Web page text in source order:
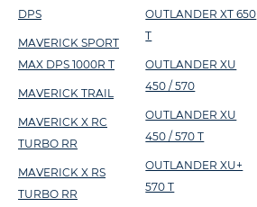
DPS
MAVERICK SPORT
MAX DPS 1000R T
MAVERICK TRAIL
MAVERICK X RC
TURBO RR
MAVERICK X RS
TURBO RR
OUTLANDER XT 650
T
OUTLANDER XU
450 / 570
OUTLANDER XU
450 / 570 T
OUTLANDER XU+
570 T